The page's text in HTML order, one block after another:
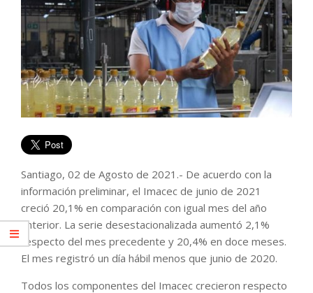
Santiago, 02 de Agosto de 2021.- De acuerdo con la
información preliminar, el Imacec de junio de 2021
creció 20,1% en comparación con igual mes del año
anterior. La serie desestacionalizada aumentó 2,1%
respecto del mes precedente y 20,4% en doce meses.
El mes registró un día hábil menos que junio de 2020.
Todos los componentes del Imacec crecieron respecto